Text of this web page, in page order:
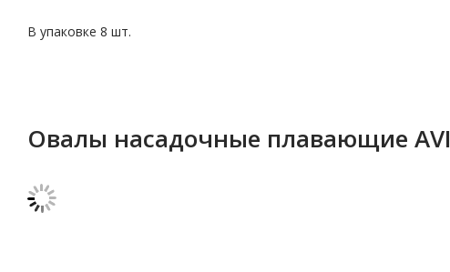
В упаковке 8 шт.
Овалы насадочные плавающие